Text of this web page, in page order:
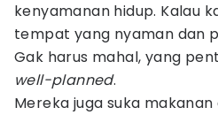
kenyamanan hidup. Kalau
tempat yang nyaman dan
Gak harus mahal, yang
well-planned.
Mereka juga suka